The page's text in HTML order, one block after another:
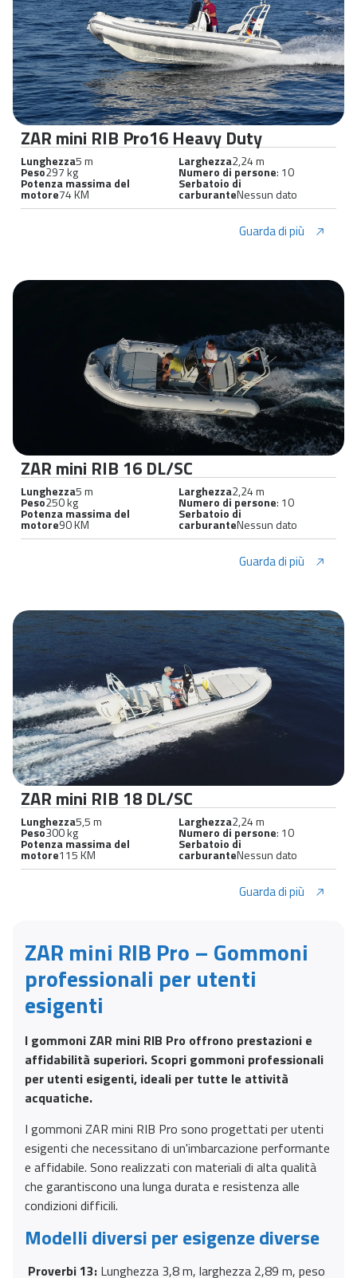
ZAR mini RIB Pro16 Heavy Duty
Lunghezza5 m Larghezza2,24 m
Peso297 kg Numero di persone: 10
Potenza massima del
motore74 KM
Serbatoio di
carburanteNessun dato
Guarda di più
ZAR mini RIB 16 DL/SC
Lunghezza5 m Larghezza2,24 m
Peso250 kg Numero di persone: 10
Potenza massima del
motore90 KM
Serbatoio di
carburanteNessun dato
Guarda di più
ZAR mini RIB 18 DL/SC
Lunghezza5,5 m Larghezza2,24 m
Peso300 kg Numero di persone: 10
Potenza massima del
motore115 KM
Serbatoio di
carburanteNessun dato
Guarda di più
ZAR mini RIB Pro – Gommoni
professionali per utenti
esigenti
I gommoni ZAR mini RIB Pro offrono prestazioni e
affidabilità superiori. Scopri gommoni professionali
per utenti esigenti, ideali per tutte le attività
acquatiche.
I gommoni ZAR mini RIB Pro sono progettati per utenti
esigenti che necessitano di un'imbarcazione performante
e affidabile. Sono realizzati con materiali di alta qualità
che garantiscono una lunga durata e resistenza alle
condizioni difficili.
Modelli diversi per esigenze diverse
Proverbi 13: Lunghezza 3,8 m, larghezza 2,89 m, peso